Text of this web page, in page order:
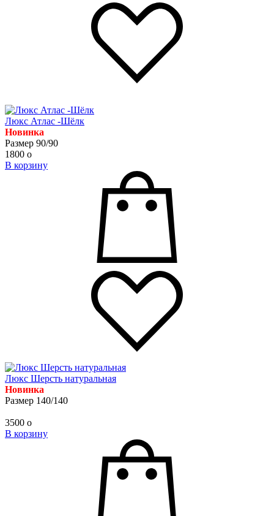
Люкс Атлас -Шёлк
Новинка
Размер 90/90
1800 o
В корзину
Люкс Шерсть натуральная
Новинка
Размер 140/140
3500 o
В корзину